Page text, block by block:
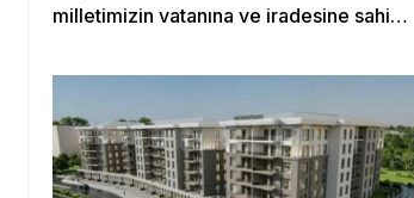
milletimizin vatanına ve iradesine sahip